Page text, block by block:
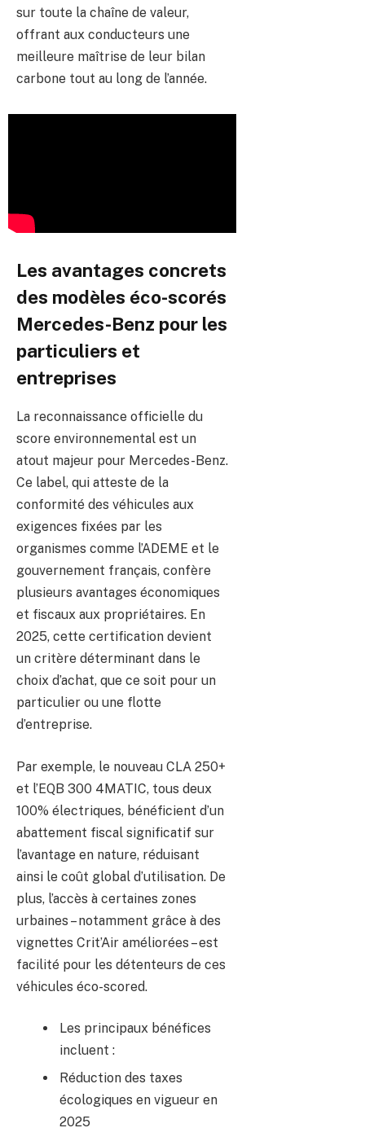
sur toute la chaîne de valeur,
offrant aux conducteurs une
meilleure maîtrise de leur bilan
carbone tout au long de l’année.
Les avantages concrets
des modèles éco-scorés
Mercedes-Benz pour les
particuliers et
entreprises
La reconnaissance officielle du
score environnemental est un
atout majeur pour Mercedes-Benz.
Ce label, qui atteste de la
conformité des véhicules aux
exigences fixées par les
organismes comme l’ADEME et le
gouvernement français, confère
plusieurs avantages économiques
et fiscaux aux propriétaires. En
2025, cette certification devient
un critère déterminant dans le
choix d’achat, que ce soit pour un
particulier ou une flotte
d’entreprise.
Par exemple, le nouveau CLA 250+
et l’EQB 300 4MATIC, tous deux
100% électriques, bénéficient d’un
abattement fiscal significatif sur
l’avantage en nature, réduisant
ainsi le coût global d’utilisation. De
plus, l’accès à certaines zones
urbaines – notamment grâce à des
vignettes Crit’Air améliorées – est
facilité pour les détenteurs de ces
véhicules éco-scored.
Les principaux bénéfices
incluent :
Réduction des taxes
écologiques en vigueur en
2025